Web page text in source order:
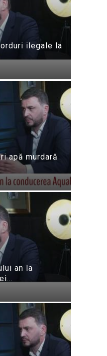
ilegale la
apă murdară
an la